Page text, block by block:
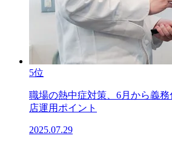
5位
職場の熱中症対策、6月から義
店運用ポイント
2025.07.29